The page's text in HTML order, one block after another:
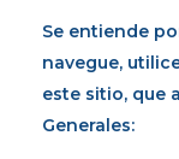
Se entiende
navegue,
este sitio, que
Generales: